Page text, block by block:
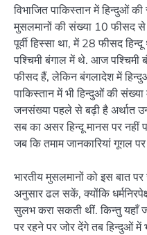
विभाजित पाकिस्तान में हिन्दुओं
मुसलमानों की संख्या 10 फीसद से
पूर्वी हिस्सा था, में 28 फीसद
पश्चिमी बंगाल में थे. आज पश्चिमी
फीसद हैं, लेकिन बंगलादेश में
पाकिस्तान में भी हिन्दुओं की
जनसंख्या पहले से बढ़ी है अर्थात
सब का असर हिन्दू मानस पर
जब कि तमाम जानकारियां गूगल
भारतीय मुसलमानों को इस बात
अनुसार ढल सकें, क्योंकि
सुलभ करा सकती थीं. किन्तु यहाँ
पर रहने पर जोर देंगे तब हिन्दुओं